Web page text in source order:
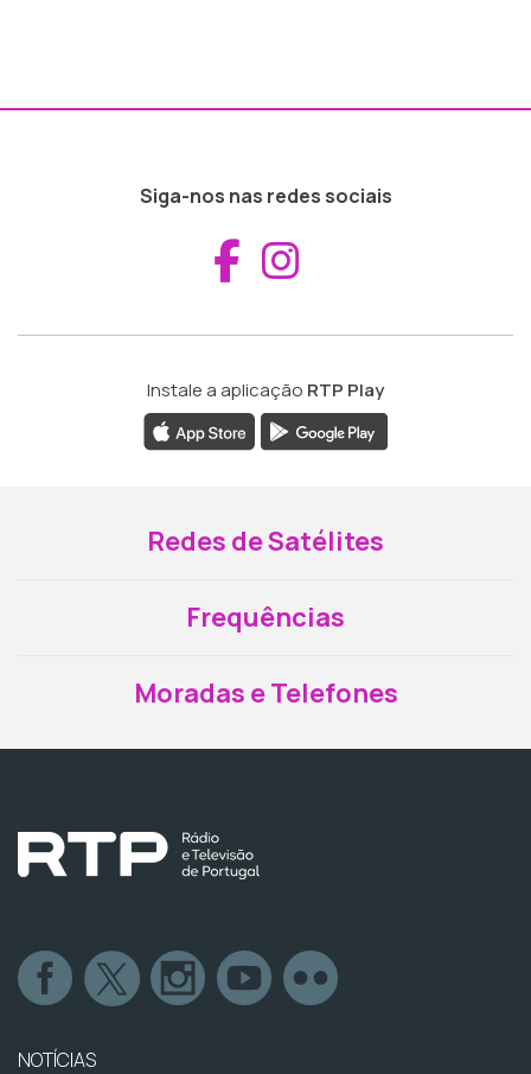
Siga-nos nas redes sociais
Aceder ao
Instale a aplicação RTP Play
Redes de Satélites
Frequências
Moradas e Telefones
NOTÍCIAS